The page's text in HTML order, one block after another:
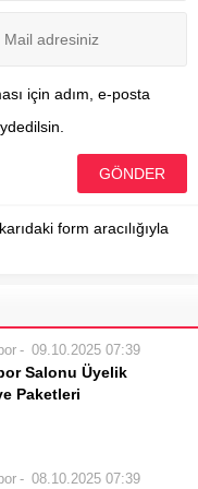
için adım, e-posta
form aracılığıyla
09.10.2025 07:39
Salonu Üyelik
Paketleri
08.10.2025 07:39